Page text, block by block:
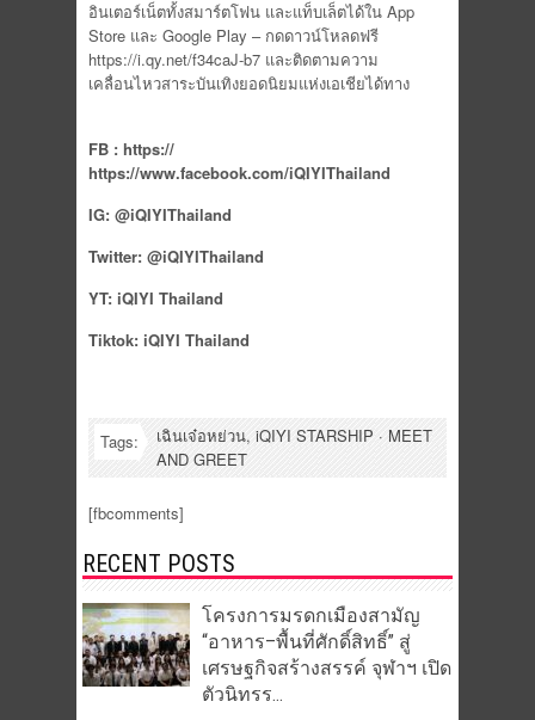
อินเตอร์เน็ตทั้งสมาร์ตโฟน และแท็บเล็ตได้ใน App
Store และ Google Play – กดดาวน์โหลดฟรี
https://i.qy.net/f34caJ-b7 และติดตามความ
เคลื่อนไหวสาระบันเทิงยอดนิยมแห่งเอเชียได้ทาง
FB : https://
https://www.facebook.com/iQIYIThailand
IG: @iQIYIThailand
Twitter: @iQIYIThailand
YT: iQIYI Thailand
Tiktok: iQIYI Thailand
Tags: เฉินเจ๋อหย่วน, iQIYI STARSHIP · MEET
AND GREET
[fbcomments]
RECENT POSTS
โครงการมรดกเมืองสามัญ
“อาหาร–พื้นที่ศักดิ์สิทธิ์” สู่
เศรษฐกิจสร้างสรรค์ จุฬาฯ เปิด
ตัวนิทรร...